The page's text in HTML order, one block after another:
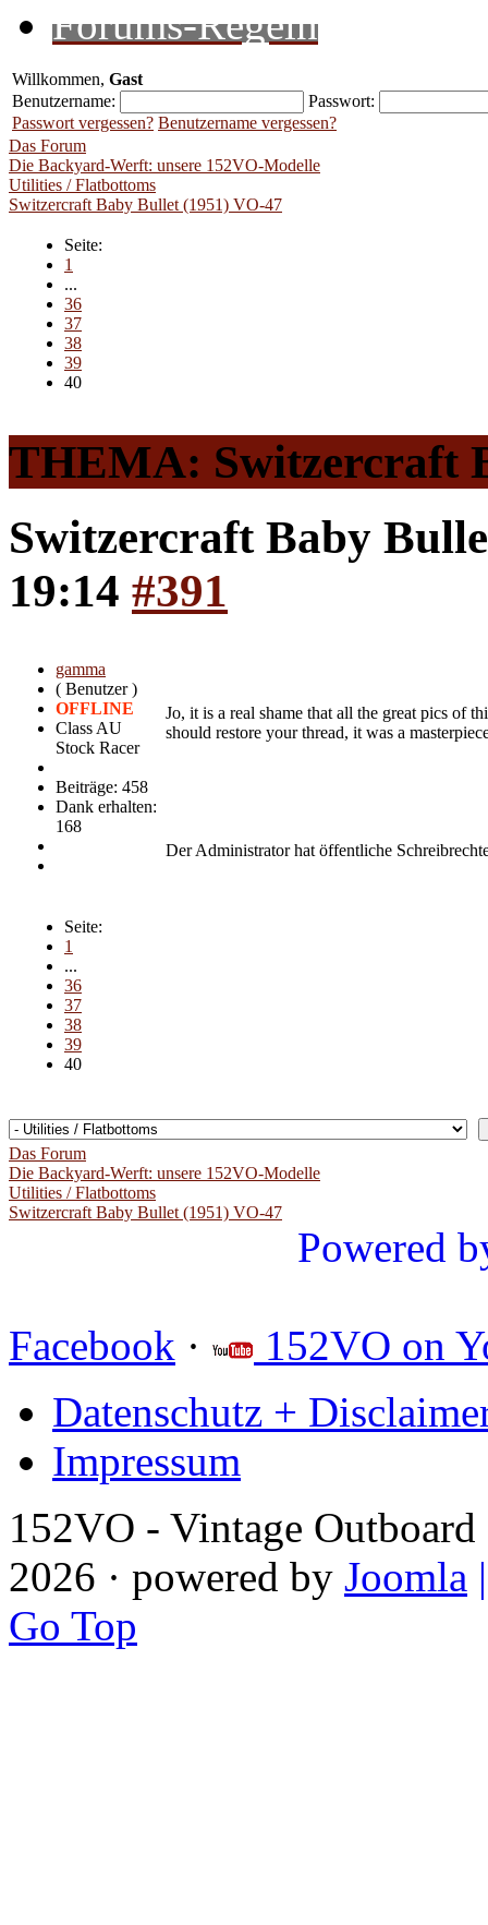
Forums-Regeln
Willkommen, Gast
Benutzername:
Passwort:
Passwort vergessen? Benutzername vergessen?
Das Forum
Die Backyard-Werft: unsere 152VO-Modelle
Utilities / Flatbottoms
Switzercraft Baby Bullet (1951) VO-47
Seite:
1
...
36
37
38
39
40
THEMA: Switzercraft
Switzercraft Baby
19:14 #391
gamma
( Benutzer )
OFFLINE
Class AU
Stock Racer
Beiträge: 458
Dank erhalten:
168
Jo, it is a real shame that all the great pics of
should restore your thread, it was a
Der Administrator hat öffentliche
Seite:
1
...
36
37
38
39
40
Das Forum
Die Backyard-Werft: unsere 152VO-Modelle
Utilities / Flatbottoms
Switzercraft Baby Bullet (1951) VO-47
Powered
Facebook ·
152VO on
Datenschutz +
Impressum
152VO - Vintage
2026 · powered by Joomla
Go Top